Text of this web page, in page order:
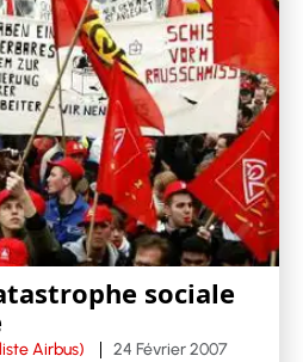
sociale
Airbus) 24 Février 2007